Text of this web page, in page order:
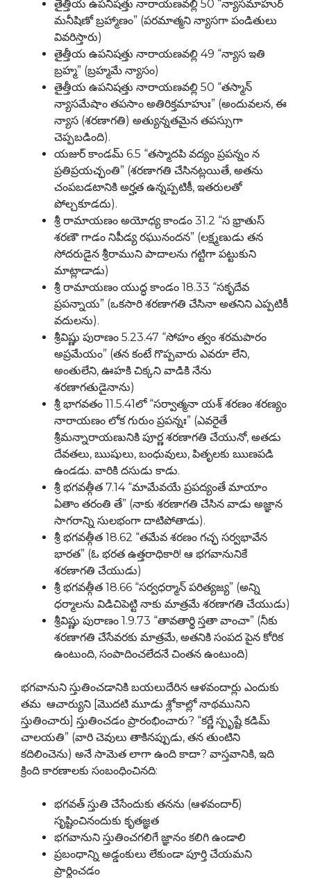
తైత్తీయ ఉపనిషత్తు నారాయణవల్లి 50 “న్యాసమాహుర్
మనీషిణో బ్రహ్మాణం” (పరమాత్మని న్యాసగా పండితులు
వివరిస్తారు)
తైత్తీయ ఉపనిషత్తు నారాయణవల్లి 49 “న్యాస ఇతి
బ్రహ్మ” (బ్రహ్మమే న్యాసం)
తైత్తీయ ఉపనిషత్తు నారాయణవల్లి 50 “తస్మాన్
న్యాసమేషాం తపసాం అతిరిక్తమాహుః” (అందువలన, ఈ
న్యాస (శరణాగతి) అత్యున్నతమైన తపస్సుగా
చెప్పబడింది).
యజుర్ కాండమ్ 6.5 “తస్మాదపి వద్యం ప్రపన్నం న
ప్రతిప్రయచ్ఛంతి” (శరణాగతి చేసినట్లయితే, అతను
చంపబడటానికి అర్హత ఉన్నప్పటికీ, ఇతరులతో
పోల్చకూడదు).
శ్రీ రామాయణం అయోధ్య కాండం 31.2 “స భ్రాతుస్
శరణౌ గాడం నిపీడ్య రఘునందన” (లక్ష్మణుడు తన
సోదరుడైన శ్రీరాముని పాదాలను గట్టిగా పట్టుకుని
మాట్లాడాడు)
శ్రీ రామాయణం యుద్ధ కాండం 18.33 “సకృదేవ
ప్రపన్నాయ” (ఒకసారి శరణాగతి చేసినా అతనిని ఎప్పటికీ
వదులను).
శ్రీవిష్ణు పురాణం 5.23.47 “సోహం త్వం శరమపారం
అప్రమేయం” (తన కంటే గొప్పవారు ఎవరూ లేని,
అంతులేని, ఊహకి చిక్కని వాడికి నేను
శరణాగతుడైనాను)
శ్రీ భాగవతం 11.5.41లో “సర్వాత్మనా యశ్ శరణం శరణ్యం
నారాయణం లోక గురుం ప్రపన్నః” (ఎవరైతే
శ్రీమన్నారాయణునికి పూర్ణ శరణాగతి చేయునో, అతడు
దేవతలు, ఋషులు, బంధువులు, పితృలకు ఋణపడి
ఉండడు. వారికి దసుడు కాడు.
శ్రీ భగవత్గీత 7.14 “మామేవయే ప్రపద్యంతే మాయాం
ఏతాం తరంతి తే” (నాకు శరణాగతి చేసిన వాడు అజ్ఞాన
సాగరాన్ని సులభంగా దాటిపోతాడు).
శ్రీ భగవత్గీత 18.62 “తమేవ శరణం గచ్ఛ సర్వభావేన
భారత” (ఓ భరత ఉత్తరాధికారి! ఆ భగవానునికే
శరణాగతి చేయుడు)
శ్రీ భగవత్గీత 18.66 “సర్వధర్మాన్ పరిత్యజ్య” (అన్ని
ధర్మాలను విడిచిపెట్టి నాకు మాత్రమే శరణాగతి చేయుడు)
శ్రీవిష్ణు పురాణం 1.9.73 “తావతార్థి స్తతా వాంచా” (నీకు
శరణాగతి చేసేవరకు మాత్రమే, అతనికి సంపద పైన కోరిక
ఉంటుంది, సంపాదించలేదనే చింతన ఉంటుంది)
భగవానుని స్తుతించడానికి బయలుదేరిన ఆళవందార్లు ఎందుకు
తమ ఆచార్యుని [మొదటి మూడు శ్లోకాల్లో నాథమునిని
స్తుతించారు] స్తుతించడం ప్రారంభించారు? “కర్ణే స్పృష్టే కడిమ్
చాలయతి” (వారి చెవులు తాకినప్పుడు, తన తుంటిని
కదిలించెను) అనే సామెత లాగా ఉంది కాదా? వాస్తవానికి, ఇది
క్రింది కారణాలకు సంబంధించినది:
భగవత్ స్తుతి చేసేందుకు తనను (ఆళవందార్)
సృష్టించినందుకు కృతజ్ఞత
భగవానుని స్తుతించగలిగే జ్ఞానం కలిగి ఉండాలి
ప్రబంధాన్ని అడ్డంకులు లేకుండా పూర్తి చేయమని
ప్రార్థించడం